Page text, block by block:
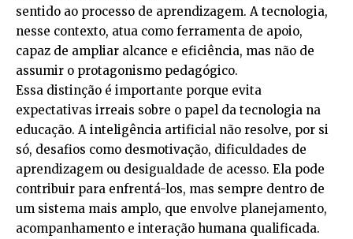
sentido ao processo de aprendizagem. A tecnologia,
nesse contexto, atua como ferramenta de apoio,
capaz de ampliar alcance e eficiência, mas não de
assumir o protagonismo pedagógico.
Essa distinção é importante porque evita
expectativas irreais sobre o papel da tecnologia na
educação. A inteligência artificial não resolve, por si
só, desafios como desmotivação, dificuldades de
aprendizagem ou desigualdade de acesso. Ela pode
contribuir para enfrentá-los, mas sempre dentro de
um sistema mais amplo, que envolve planejamento,
acompanhamento e interação humana qualificada.